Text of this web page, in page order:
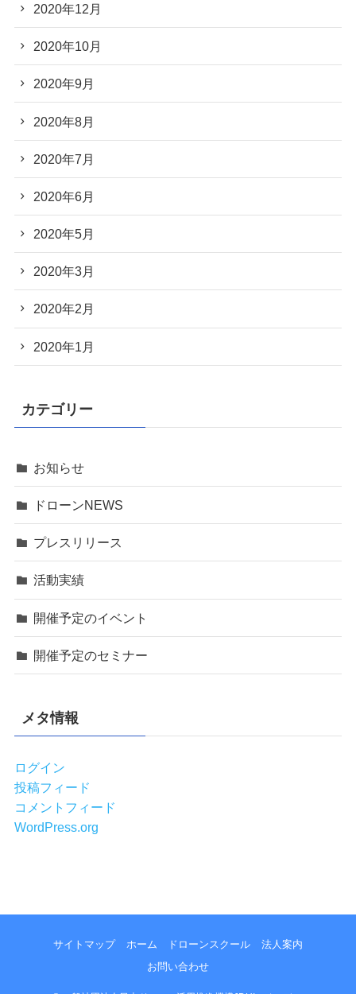
2020年12月
2020年10月
2020年9月
2020年8月
2020年7月
2020年6月
2020年5月
2020年3月
2020年2月
2020年1月
カテゴリー
お知らせ
ドローンNEWS
プレスリリース
活動実績
開催予定のイベント
開催予定のセミナー
メタ情報
ログイン
投稿フィード
コメントフィード
WordPress.org
サイトマップ ホーム ドローンスクール
法人案内
お問い合わせ